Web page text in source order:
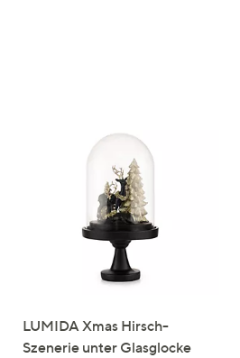
LUMIDA Xmas Hirsch-
Szenerie unter Glasglocke